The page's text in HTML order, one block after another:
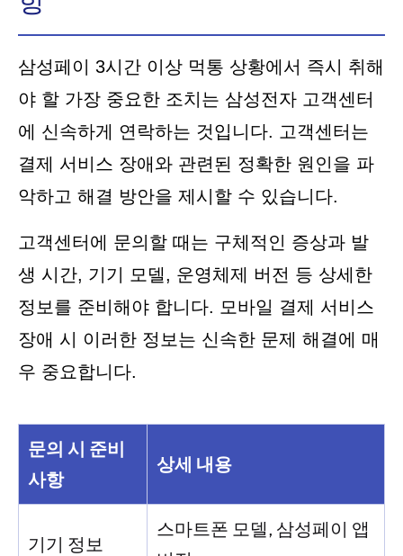
삼성페이 3시간 이상 먹통 상황에서 즉시 취해
야 할 가장 중요한 조치는 삼성전자 고객센터
에 신속하게 연락하는 것입니다. 고객센터는
결제 서비스 장애와 관련된 정확한 원인을 파
악하고 해결 방안을 제시할 수 있습니다.
고객센터에 문의할 때는 구체적인 증상과 발
생 시간, 기기 모델, 운영체제 버전 등 상세한
정보를 준비해야 합니다. 모바일 결제 서비스
장애 시 이러한 정보는 신속한 문제 해결에 매
우 중요합니다.
문의 시 준비
사항
상세 내용
기기 정보
스마트폰 모델, 삼성페이 앱